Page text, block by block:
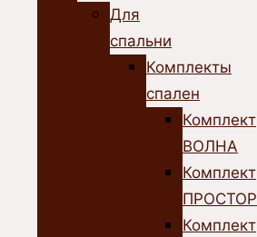
Для
спальни
Комплекты
спален
Комплект
ВОЛНА
Комплект
ПРОСТОР
Комплект